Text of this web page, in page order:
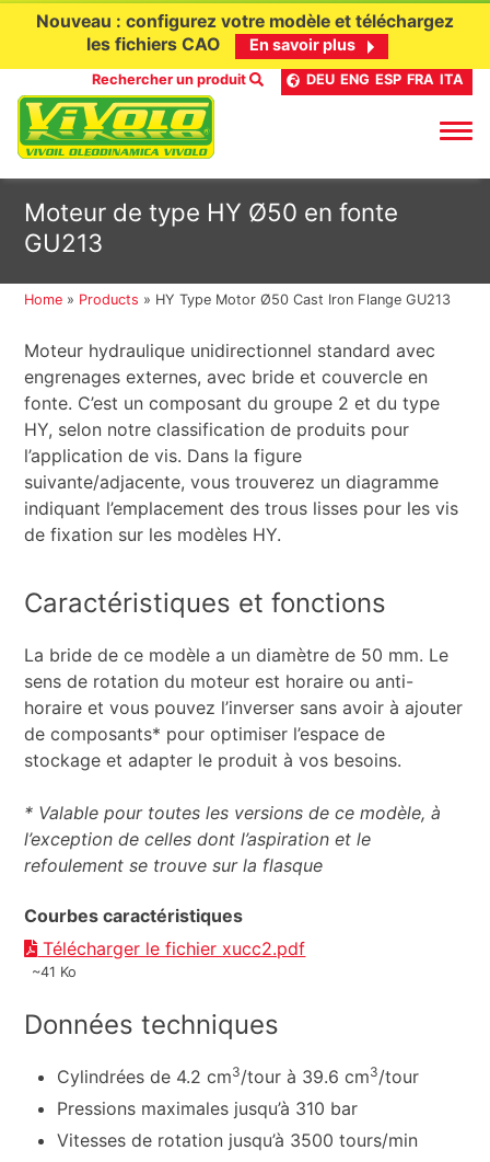
contenu
Nouveau : configurez votre modèle et téléchargez
les fichiers CAO
En savoir plus
Rechercher un produit DEU ENG ESP FRA ITA
Moteur de type HY Ø50 en fonte
GU213
Home » Products » HY Type Motor Ø50 Cast Iron Flange GU213
Moteur hydraulique unidirectionnel standard avec
engrenages externes, avec bride et couvercle en
fonte. C’est un composant du groupe 2 et du type
HY, selon notre classification de produits pour
l’application de vis. Dans la figure
suivante/adjacente, vous trouverez un diagramme
indiquant l’emplacement des trous lisses pour les vis
de fixation sur les modèles HY.
Caractéristiques et fonctions
La bride de ce modèle a un diamètre de 50 mm. Le
sens de rotation du moteur est horaire ou anti-
horaire et vous pouvez l’inverser sans avoir à ajouter
de composants* pour optimiser l’espace de
stockage et adapter le produit à vos besoins.
* Valable pour toutes les versions de ce modèle, à
l’exception de celles dont l’aspiration et le
refoulement se trouve sur la flasque
Courbes caractéristiques
Télécharger le fichier xucc2.pdf
~41 Ko
Données techniques
Cylindrées de 4.2 cm3/tour à 39.6 cm3/tour
Pressions maximales jusqu’à 310 bar
Vitesses de rotation jusqu’à 3500 tours/min